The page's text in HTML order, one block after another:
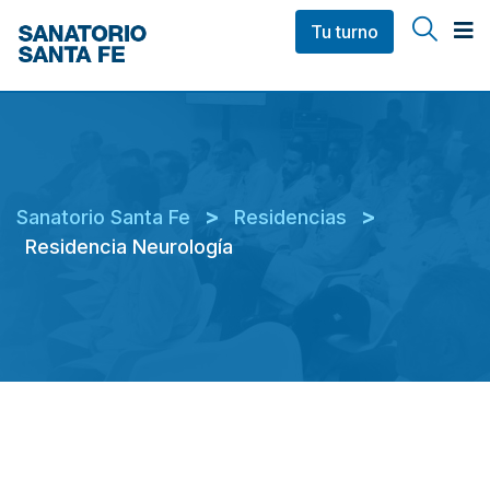
Tu turno
Sanatorio Santa Fe > Residencias >
Residencia Neurología